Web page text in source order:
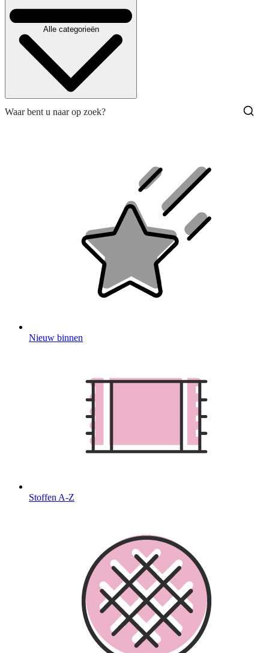
Alle categorieën
Nieuw binnen
Stoffen A-Z